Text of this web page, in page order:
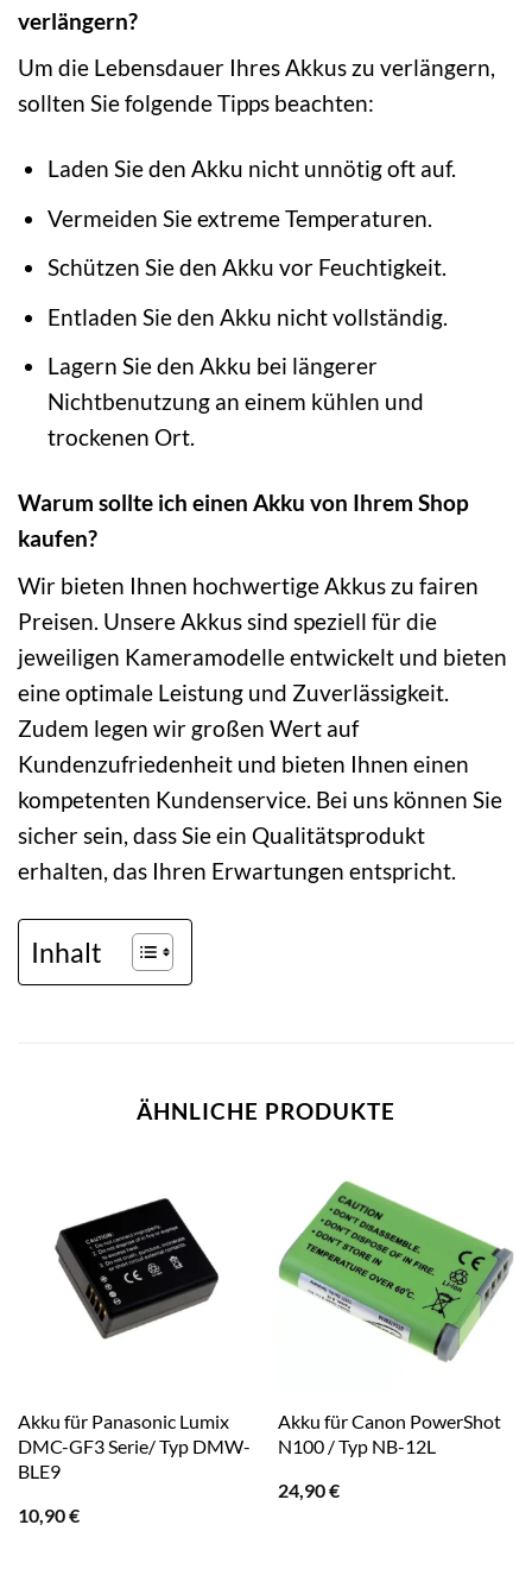
verlängern?
Um die Lebensdauer Ihres Akkus zu verlängern,
sollten Sie folgende Tipps beachten:
Laden Sie den Akku nicht unnötig oft auf.
Vermeiden Sie extreme Temperaturen.
Schützen Sie den Akku vor Feuchtigkeit.
Entladen Sie den Akku nicht vollständig.
Lagern Sie den Akku bei längerer
Nichtbenutzung an einem kühlen und
trockenen Ort.
Warum sollte ich einen Akku von Ihrem Shop
kaufen?
Wir bieten Ihnen hochwertige Akkus zu fairen
Preisen. Unsere Akkus sind speziell für die
jeweiligen Kameramodelle entwickelt und bieten
eine optimale Leistung und Zuverlässigkeit.
Zudem legen wir großen Wert auf
Kundenzufriedenheit und bieten Ihnen einen
kompetenten Kundenservice. Bei uns können Sie
sicher sein, dass Sie ein Qualitätsprodukt
erhalten, das Ihren Erwartungen entspricht.
Inhalt
ÄHNLICHE PRODUKTE
Akku für Panasonic Lumix
DMC-GF3 Serie/ Typ DMW-
BLE9
10,90€
Akku für Canon PowerShot
N100 / Typ NB-12L
24,90€